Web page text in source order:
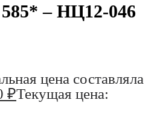
– НЦ12-046
цена составляла
₽Текущая цена: